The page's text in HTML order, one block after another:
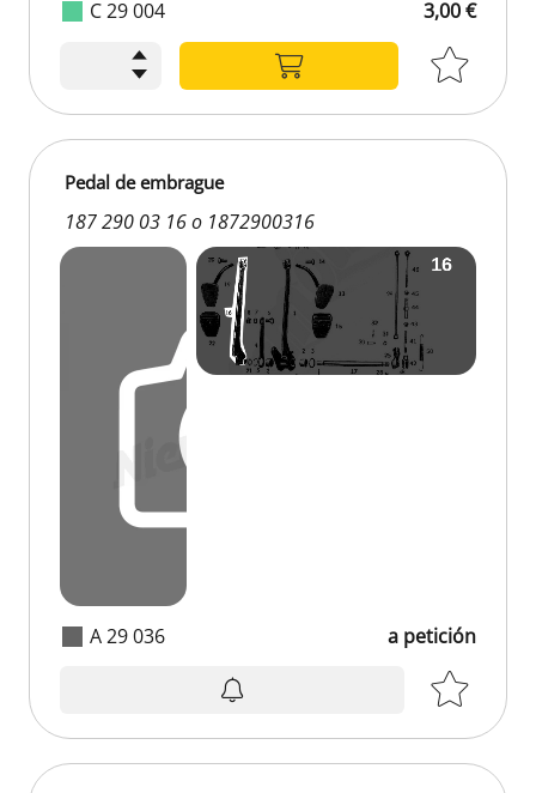
C 29 004 3,00 €
A 29 036
Pedal de embrague
187 290 03 16 o 1872900316
a petición